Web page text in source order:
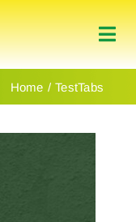
Home TestTabs